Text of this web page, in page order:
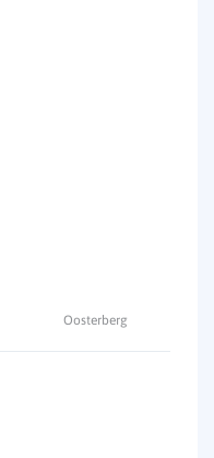
Oosterberg